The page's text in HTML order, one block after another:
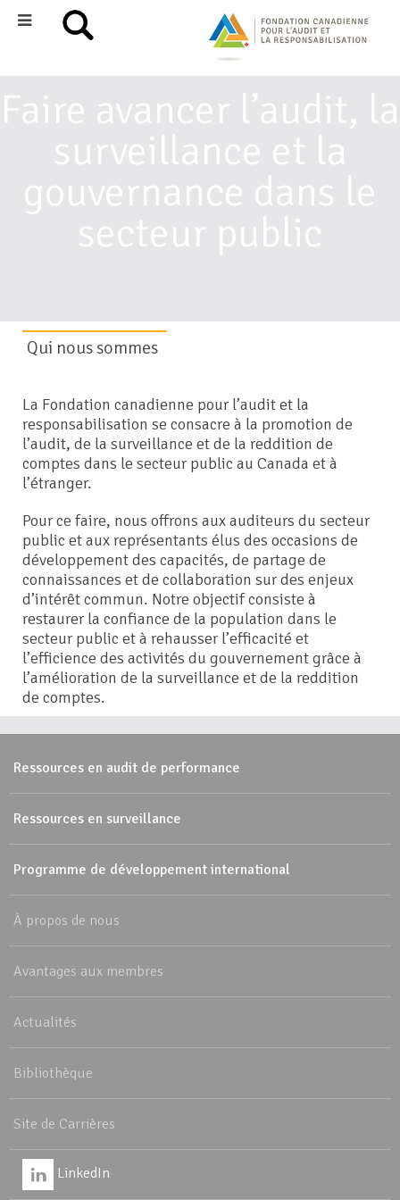
Faire avancer l’audit, la
surveillance et la
gouvernance dans le
secteur public
Qui nous sommes
La Fondation canadienne pour l’audit et la
responsabilisation se consacre à la promotion de
l’audit, de la surveillance et de la reddition de
comptes dans le secteur public au Canada et à
l’étranger.
Pour ce faire, nous offrons aux auditeurs du secteur
public et aux représentants élus des occasions de
développement des capacités, de partage de
connaissances et de collaboration sur des enjeux
d’intérêt commun. Notre objectif consiste à
restaurer la confiance de la population dans le
secteur public et à rehausser l’efficacité et
l’efficience des activités du gouvernement grâce à
l’amélioration de la surveillance et de la reddition
de comptes.
Ressources en audit de performance
Ressources en surveillance
Programme de développement international
À propos de nous
Avantages aux membres
Actualités
Bibliothèque
Site de Carrières
LinkedIn